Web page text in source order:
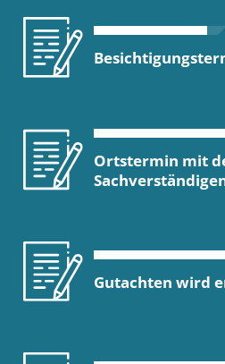
Ortstermin mit
Gutachten wird